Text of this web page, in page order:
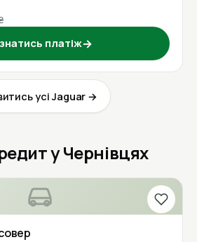
платіж→
усі Jaguar →
у Чернівцях